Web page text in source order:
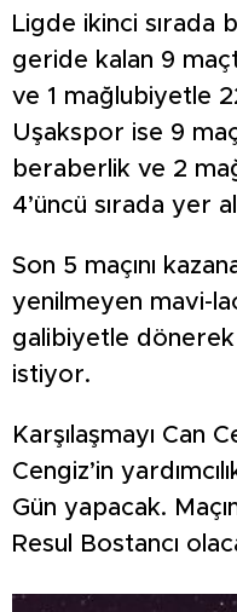
Ligde ikinci sırada
geride kalan 9
ve 1 mağlubiyetle
Uşakspor ise 9
beraberlik ve 2
4’üncü sırada yer
Son 5 maçını
yenilmeyen mavi-
galibiyetle dönerek
istiyor.
Karşılaşmayı Can
Cengiz’in
Gün yapacak.
Resul Bostancı